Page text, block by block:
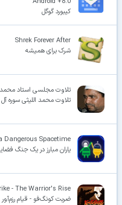
کیبورد گوگل
Shrek Forever After
شرک برای همیشه
تلاوت مجلسی استاد محمد
تلاوت محمد اللیثی سوره آل
a Dangerous Spacetime
یاران مبارز در یک جنگ
- The Warrior's Rise
ضربت کونگ‌فو - قیام رزم‌آور